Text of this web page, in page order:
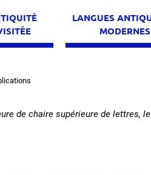
LANGUES
MODERNES
de chaire supérieure de lettres, le